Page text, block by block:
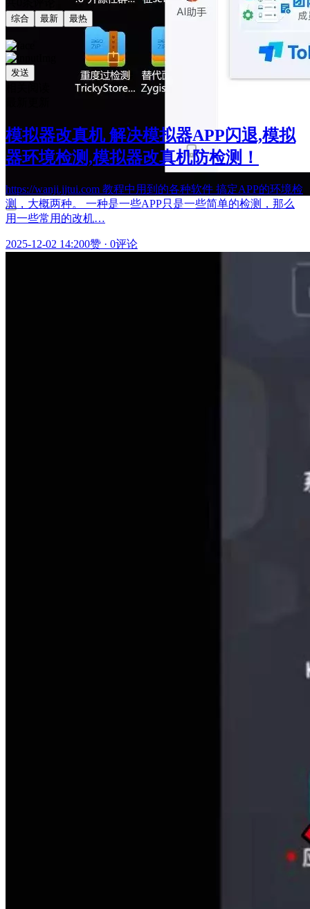
综合 最新 最热
发送
模拟器改真机 解决模拟器APP闪退,模拟
器环境检测,模拟器改真机防检测！
https://wanji.jjtui.com 教程中用到的各种软件 搞定APP的环境检
测，大概两种。 一种是一些APP只是一些简单的检测，那么
用一些常用的改机…
2025-12-02 14:200赞 · 0评论